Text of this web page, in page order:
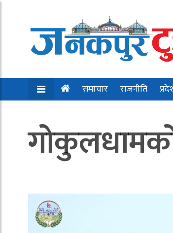
समाचार राजनीति
गोकुलधामको